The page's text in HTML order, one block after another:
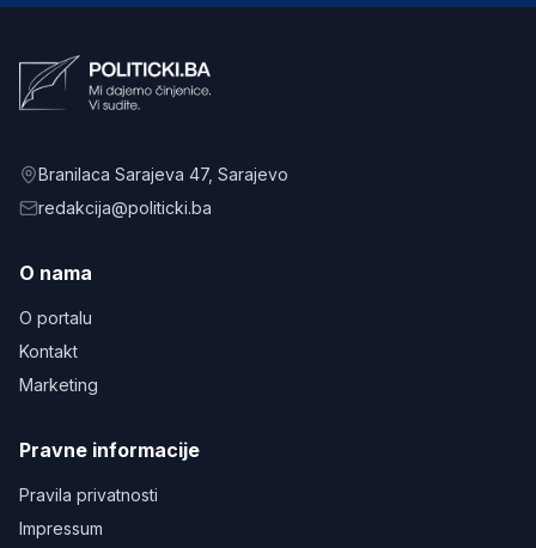
Branilaca Sarajeva 47, Sarajevo
redakcija@politicki.ba
O nama
O portalu
Kontakt
Marketing
Pravne informacije
Pravila privatnosti
Impressum